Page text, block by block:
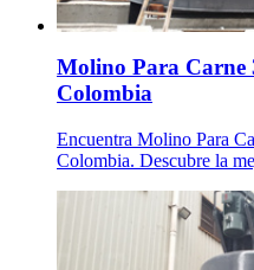
Molino Para Carne
Colombia
Encuentra Molino Para
Colombia. Descubre la